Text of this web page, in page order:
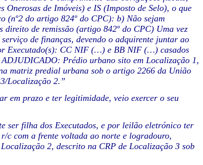
de Imóveis) e IS (Imposto de Selo), o que
(nº2 do artigo 824º do CPC): b) Não sejam
de remissão (artigo 842º do CPC) Uma vez
de finanças, devendo o adquirente juntar ao
Executado(s): CC NIF (…) e BB NIF (…) casados
Prédio urbano sito em Localização 1,
matriz predial urbana sob o artigo 2266 da União
Localização 2.”
em prazo e ter legitimidade, veio exercer o seu
ser filha dos Executados, e por leilão eletrónico ter
c com a frente voltada ao norte e logradouro,
2, descrito na CRP de Localização 3 sob